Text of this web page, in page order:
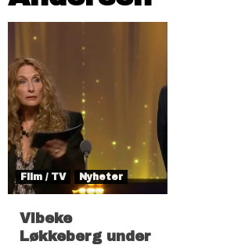
Film / TV Nyheter
Vibeke
Løkkeberg under